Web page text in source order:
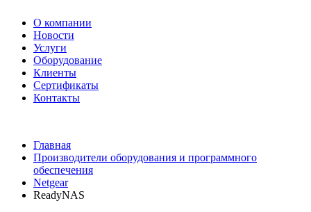
О компании
Новости
Услуги
Оборудование
Клиенты
Сертификаты
Контакты
Главная
Производители оборудования и программного
обеспечения
Netgear
ReadyNAS